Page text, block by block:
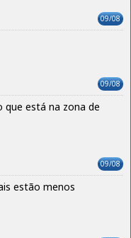
09/08
09/08
que está na zona de
09/08
estão menos